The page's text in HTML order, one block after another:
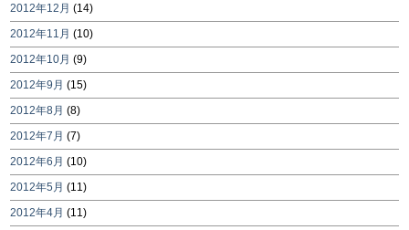
2012年12月 (14)
2012年11月 (10)
2012年10月 (9)
2012年9月 (15)
2012年8月 (8)
2012年7月 (7)
2012年6月 (10)
2012年5月 (11)
2012年4月 (11)